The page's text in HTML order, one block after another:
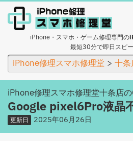
iPhone・スマホ・ゲーム修理専門の
最短30分で即日スピ
iPhone修理スマホ修理堂 十
iPhone修理スマホ修理堂十条店
Google pixel6Pro液晶
更新日 2025年06月26日